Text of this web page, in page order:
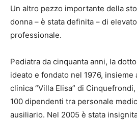
Un altro pezzo importante della
donna – è stata definita – di
professionale.
Pediatra da cinquanta anni, la
ideato e fondato nel 1976, insieme
clinica “Villa Elisa” di
100 dipendenti tra personale
ausiliario. Nel 2005 è stata